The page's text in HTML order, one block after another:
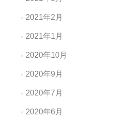
2021年2月
2021年1月
2020年10月
2020年9月
2020年7月
2020年6月